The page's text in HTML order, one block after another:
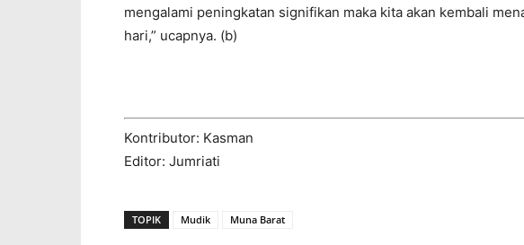
mengalami peningkatan signifikan maka kita akan kembali
hari,” ucapnya. (b)
Kontributor: Kasman
Editor: Jumriati
TOPIK Mudik Muna Barat